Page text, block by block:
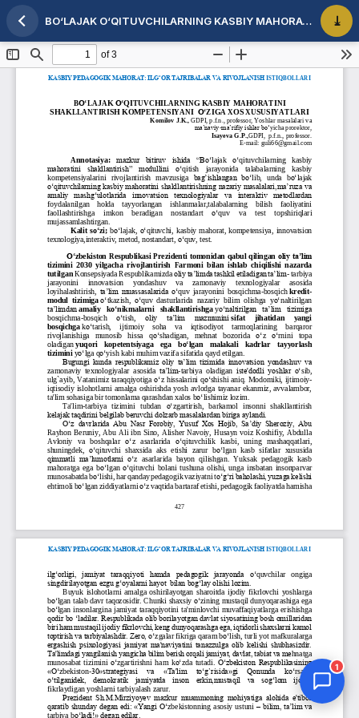
Maqola tafsilotlariga qaytish BO‘LAJAK O‘QITUVCHILARNING KASBIY MAHORATINI SHAKLLANTIRISH KOMPETENSIYANI O‘ZIGA XOS XUSUSIYATLARI
1
Onlayn